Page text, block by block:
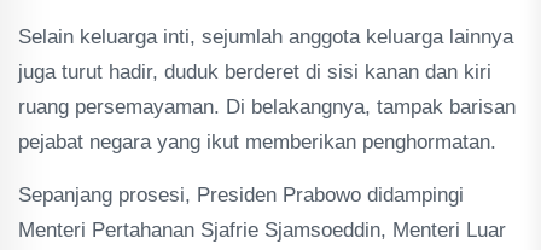
Selain keluarga inti, sejumlah anggota keluarga lainnya
juga turut hadir, duduk berderet di sisi kanan dan kiri
ruang persemayaman. Di belakangnya, tampak barisan
pejabat negara yang ikut memberikan penghormatan.
Sepanjang prosesi, Presiden Prabowo didampingi
Menteri Pertahanan Sjafrie Sjamsoeddin, Menteri Luar